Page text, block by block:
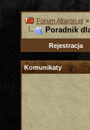
Forum Altaron.pl >
Poradnik
Rejestracja
Komunikaty